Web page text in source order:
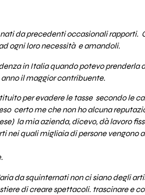
da precedenti occasionali rapporti.
ogni loro necessità e amandoli.
in Italia quando potevo prenderla
il maggior contribuente.
per evadere le tasse secondo le
certo me che non ho alcuna
la mia azienda, dicevo, dà lavoro
quali migliaia di persone vengono
da squinternati non ci siano degli
di creare spettacoli. trascinare e